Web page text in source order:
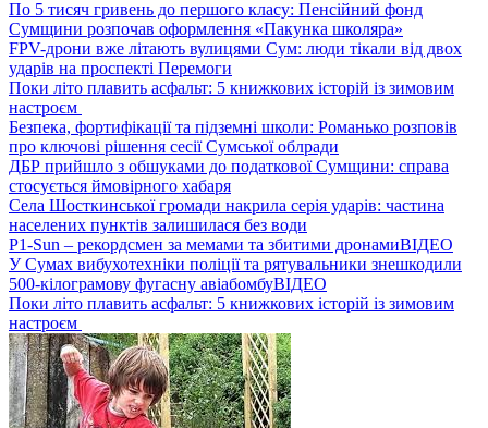
По 5 тисяч гривень до першого класу: Пенсійний фонд
Сумщини розпочав оформлення «Пакунка школяра»
FPV-дрони вже літають вулицями Сум: люди тікали від двох
ударів на проспекті Перемоги
Поки літо плавить асфальт: 5 книжкових історій із зимовим
настроєм
Безпека, фортифікації та підземні школи: Романько розповів
про ключові рішення сесії Сумської облради
ДБР прийшло з обшуками до податкової Сумщини: справа
стосується ймовірного хабаря
Села Шосткинської громади накрила серія ударів: частина
населених пунктів залишилася без води
P1-Sun – рекордсмен за мемами та збитими дронамиВІДЕО
У Сумах вибухотехніки поліції та рятувальники знешкодили
500-кілограмову фугасну авіабомбуВІДЕО
Поки літо плавить асфальт: 5 книжкових історій із зимовим
настроєм